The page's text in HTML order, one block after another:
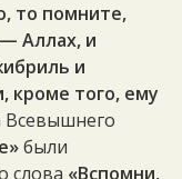
то помните,
Аллах, и
и
кроме того, ему
Всевышнего
были
слова «Вспомни,